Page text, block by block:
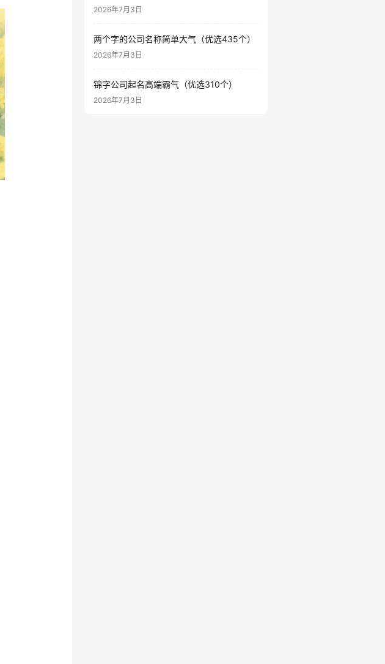
2026年7月3日
两个字的公司名称简单大气（优选435个）
2026年7月3日
锦字公司起名高端霸气（优选310个）
2026年7月3日